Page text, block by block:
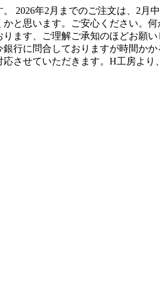
2026年2月までのご注文は、2
と思います。ご安心ください。
ます、ご理解ご承知のほどお願
行に問合しておりますが時間か
させていただきます。H工房より